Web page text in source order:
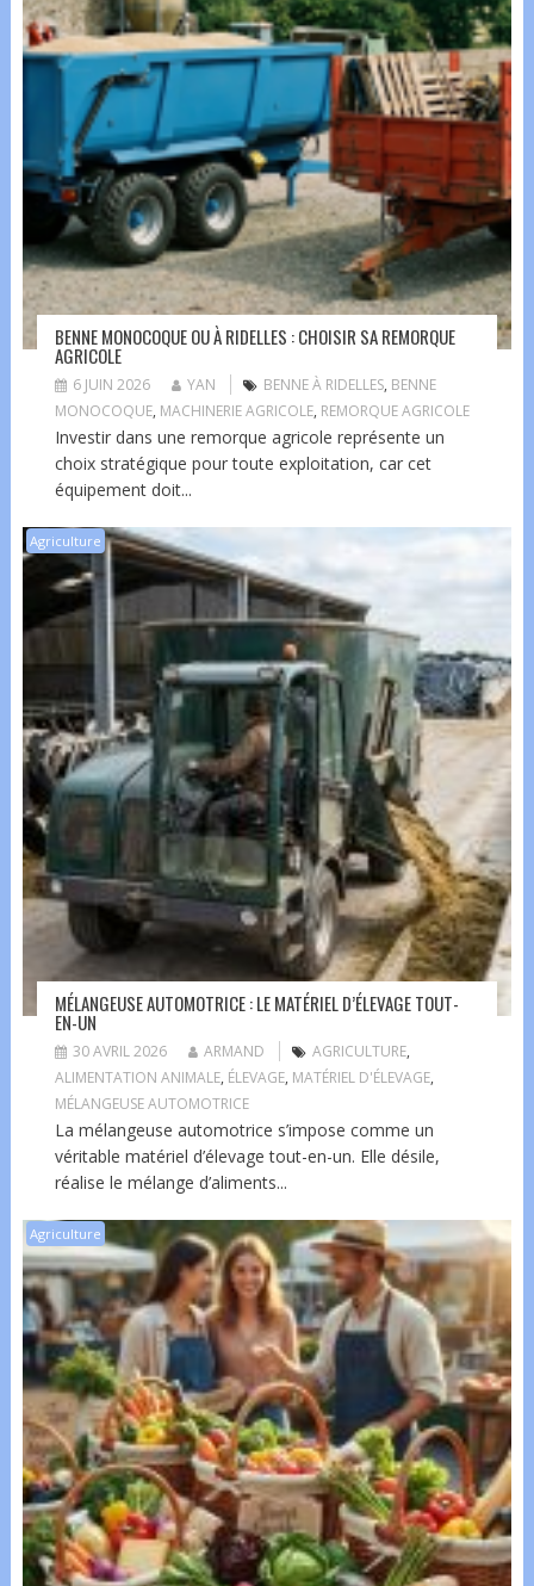
BENNE MONOCOQUE OU À RIDELLES : CHOISIR SA REMORQUE
AGRICOLE
6 JUIN 2026 YAN BENNE À RIDELLES, BENNE
MONOCOQUE, MACHINERIE AGRICOLE, REMORQUE AGRICOLE
Investir dans une remorque agricole représente un
choix stratégique pour toute exploitation, car cet
équipement doit...
Agriculture
MÉLANGEUSE AUTOMOTRICE : LE MATÉRIEL D’ÉLEVAGE TOUT-
EN-UN
30 AVRIL 2026 ARMAND AGRICULTURE,
ALIMENTATION ANIMALE, ÉLEVAGE, MATÉRIEL D'ÉLEVAGE,
MÉLANGEUSE AUTOMOTRICE
La mélangeuse automotrice s’impose comme un
véritable matériel d’élevage tout-en-un. Elle désile,
réalise le mélange d’aliments...
Agriculture